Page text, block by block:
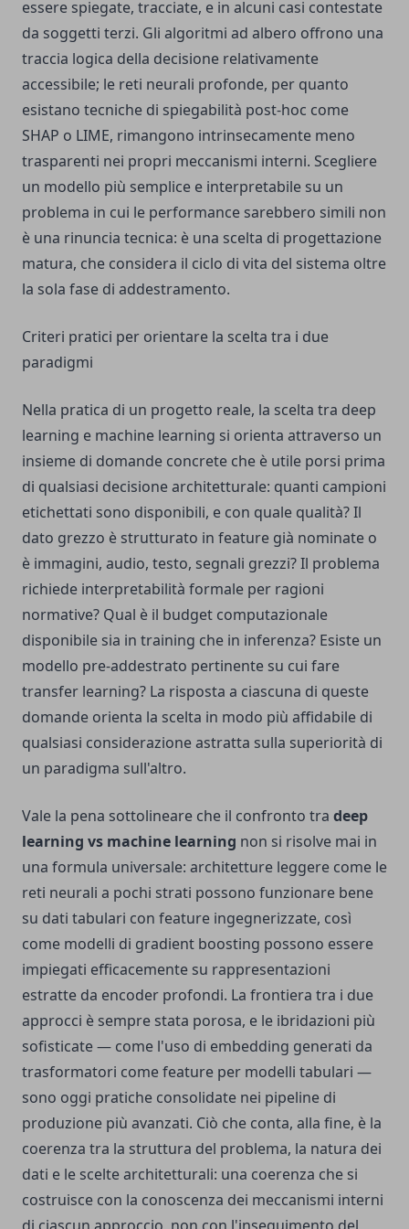
essere spiegate, tracciate, e in alcuni casi contestate
da soggetti terzi. Gli algoritmi ad albero offrono una
traccia logica della decisione relativamente
accessibile; le reti neurali profonde, per quanto
esistano tecniche di spiegabilità post-hoc come
SHAP o LIME, rimangono intrinsecamente meno
trasparenti nei propri meccanismi interni. Scegliere
un modello più semplice e interpretabile su un
problema in cui le performance sarebbero simili non
è una rinuncia tecnica: è una scelta di progettazione
matura, che considera il ciclo di vita del sistema oltre
la sola fase di addestramento.
Criteri pratici per orientare la scelta tra i due
paradigmi
Nella pratica di un progetto reale, la scelta tra deep
learning e machine learning si orienta attraverso un
insieme di domande concrete che è utile porsi prima
di qualsiasi decisione architetturale: quanti campioni
etichettati sono disponibili, e con quale qualità? Il
dato grezzo è strutturato in feature già nominate o
è immagini, audio, testo, segnali grezzi? Il problema
richiede interpretabilità formale per ragioni
normative? Qual è il budget computazionale
disponibile sia in training che in inferenza? Esiste un
modello pre-addestrato pertinente su cui fare
transfer learning? La risposta a ciascuna di queste
domande orienta la scelta in modo più affidabile di
qualsiasi considerazione astratta sulla superiorità di
un paradigma sull'altro.
Vale la pena sottolineare che il confronto tra deep
learning vs machine learning non si risolve mai in
una formula universale: architetture leggere come le
reti neurali a pochi strati possono funzionare bene
su dati tabulari con feature ingegnerizzate, così
come modelli di gradient boosting possono essere
impiegati efficacemente su rappresentazioni
estratte da encoder profondi. La frontiera tra i due
approcci è sempre stata porosa, e le ibridazioni più
sofisticate — come l'uso di embedding generati da
trasformatori come feature per modelli tabulari —
sono oggi pratiche consolidate nei pipeline di
produzione più avanzati. Ciò che conta, alla fine, è la
coerenza tra la struttura del problema, la natura dei
dati e le scelte architetturali: una coerenza che si
costruisce con la conoscenza dei meccanismi interni